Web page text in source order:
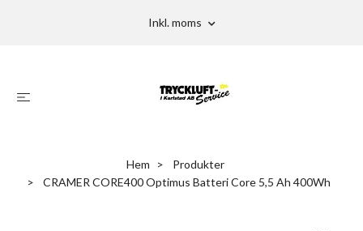
Inkl. moms
Hem
Produkter
CRAMER CORE400 Optimus Batteri Core 5,5 Ah 400Wh